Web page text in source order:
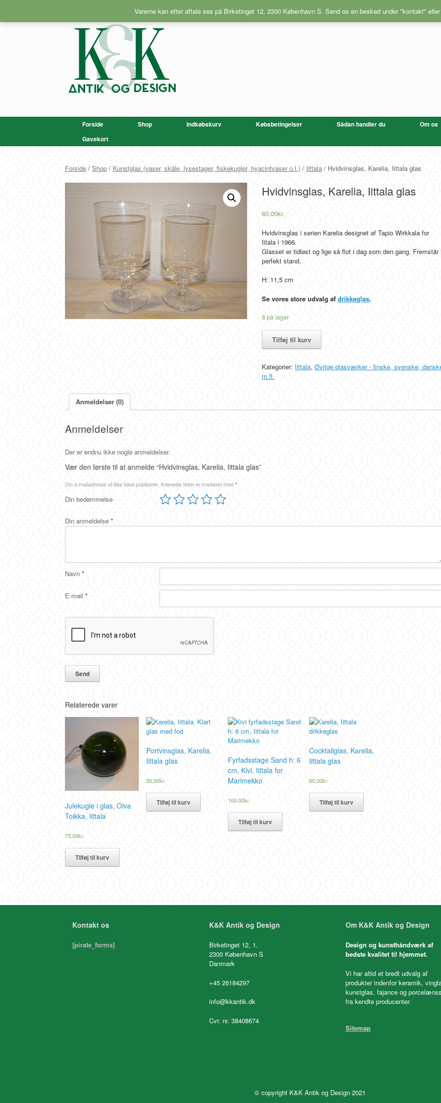
Varerne kan efter aftale ses på Birketinget 12, 2300 København S. Send os en besked under "kontakt"
indhold
Forside Shop Indkøbskurv Købsbetingelser Sådan handler du
Om os
Gavekort
Forside / Shop / Kunstglas (vaser, skåle, lysestager, fiskekugler, hyacintvaser o.l.) / Iittala / Hvidvinsglas, Karelia, Iittala glas
Hvidvinsglas, Karelia, Iittala glas
60,00kr.
Hvidvinsglas i serien Karelia designet af Tapio Wirkkala for
Iitala i 1966.
Glasset er tidløst og lige så flot i dag som den gang. Fremstår
perfekt stand.
H: 11,5 cm
Se vores store udvalg afdrikkeglas.
8 på lager
Hvidvinsglas,
Karelia,
glas
antal
Tilføj til kurv
Kategorier: Iittala,Øvrige glasværker - finske, svenske,
m.fl.
Anmeldelser (0)
Anmeldelser
Der er endnu ikke nogle anmeldelser.
Vær den første til at anmelde “Hvidvinsglas, Karelia, Iittala glas”
Din e-mailadresse vil ikke blive publiceret. Krævede felter er markeret med *
Din bedømmelse
Din anmeldelse *
Navn *
E-mail *
Relaterede varer
Julekugle i glas, Oiva
Toikka, Iittala
75,00kr.
Tilføj til kurv
Portvinsglas, Karelia,
Iittala glas
50,00kr.
Tilføj til kurv
Fyrfadsstage Sand h: 6
cm, Kivi, Iittala for
Marimekko
100,00kr.
Tilføj til kurv
Cocktailglas, Karelia,
Iittala glas
60,00kr.
Tilføj til kurv
Kontakt os
[pirate_forms]
K&K Antik og Design
Birketinget 12, 1.
2300 København S
Danmark
+45 26184297
info@kkantik.dk
Cvr. nr. 38408674
Om K&K Antik og Design
Design og kunsthåndværk af
bedste kvalitet til hjemmet.
Vi har altid et bredt udvalg af
produkter indenfor keramik,
kunstglas, fajance og
fra kendte producenter.
Sitemap
© copyright K&K Antik og Design 2021